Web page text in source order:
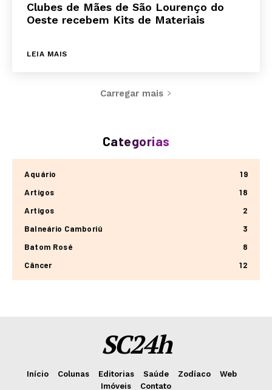
Clubes de Mães de São Lourenço do
Oeste recebem Kits de Materiais
LEIA MAIS
Carregar mais
Categorias
Aquário
19
Artigos
18
Artigos
2
Balneário Camboriú
3
Batom Rosé
8
Câncer
12
SC24h
Início Colunas Editorias Saúde Zodíaco
Web
Imóveis
Contato